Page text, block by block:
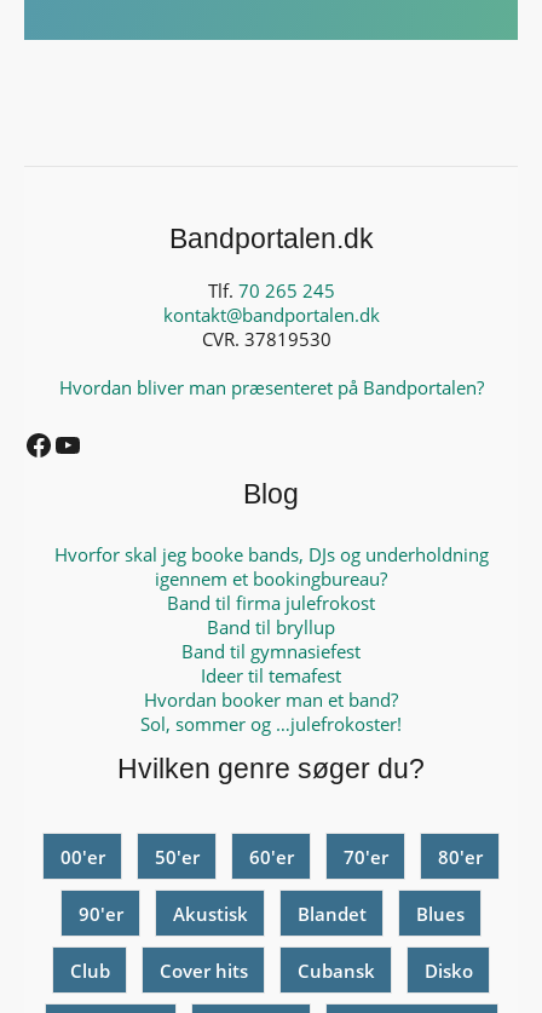
Bandportalen.dk
Tlf. 70 265 245
kontakt@bandportalen.dk
CVR. 37819530
Hvordan bliver man præsenteret på Bandportalen?
Facebook
Blog
Hvorfor skal jeg booke bands, DJs og underholdning
igennem et bookingbureau?
Band til firma julefrokost
Band til bryllup
Band til gymnasiefest
Ideer til temafest
Hvordan booker man et band?
Sol, sommer og …julefrokoster!
Hvilken genre søger du?
00'er 50'er 60'er 70'er 80'er
90'er Akustisk Blandet Blues
Club Cover hits Cubansk Disko